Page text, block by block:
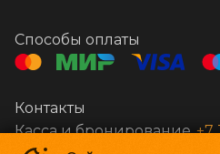
Способы оплаты
Контакты
Касса и бронирование +7